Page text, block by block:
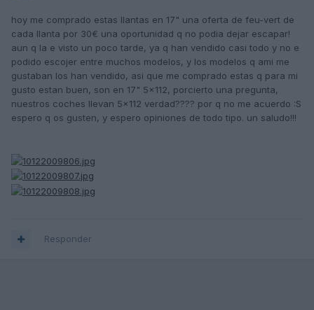
hoy me comprado estas llantas en 17" una oferta de feu-vert de
cada llanta por 30€ una oportunidad q no podia dejar escapar!
aun q la e visto un poco tarde, ya q han vendido casi todo y no e
podido escojer entre muchos modelos, y los modelos q ami me
gustaban los han vendido, asi que me comprado estas q para mi
gusto estan buen, son en 17" 5x112, porcierto una pregunta,
nuestros coches llevan 5x112 verdad???? por q no me acuerdo :S
espero q os gusten, y espero opiniones de todo tipo. un saludo!!!
Responder